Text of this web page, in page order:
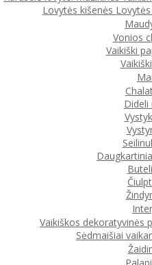
Lovytės kišenės
Vonios
Vaikiški
Dideli
Vaikiškos dekoratyvinės
Sėdmaišiai